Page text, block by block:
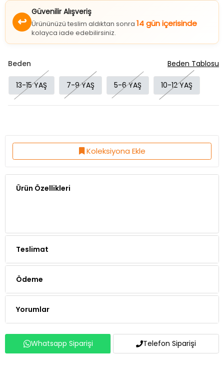
↩
Güvenilir Alışveriş
Ürününüzü teslim aldıktan sonra 14 gün içerisinde
kolayca iade edebilirsiniz.
Beden
13-15 YAŞ 7-9 YAŞ 5-6 YAŞ 10-12 YAŞ
Beden Tablosu
Koleksiyona Ekle
Ürün Özellikleri
Teslimat
Ödeme
Yorumlar
Whatsapp Siparişi Telefon Siparişi